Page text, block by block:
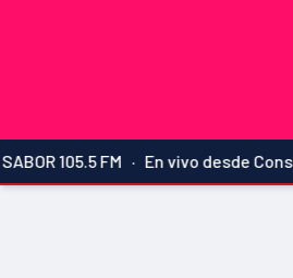
FM · En vivo desde